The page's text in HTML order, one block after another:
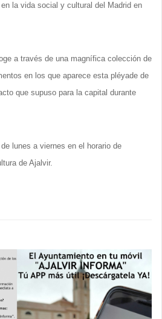
la vida social y cultural del Madrid en
a través de una magnífica colección de
en los que aparece esta pléyade de
que supuso para la capital durante
lunes a viernes en el horario de
de Ajalvir.